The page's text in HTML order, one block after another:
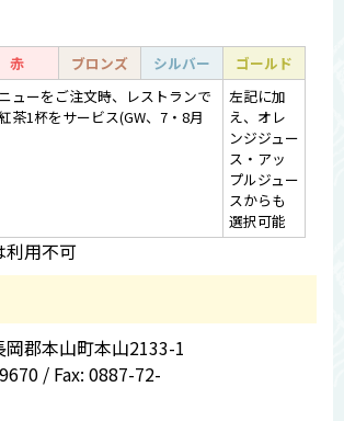
赤 ブロンズ シルバー
ゴールド
ューをご注文時、レストランで
茶1杯をサービス(GW、7・8月
左記に加
え、オレ
ンジジュー
ス・アッ
プルジュー
スからも
選択可能
用不可
岡郡本山町本山2133-1
/ Fax: 0887-72-